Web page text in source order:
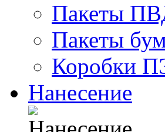
Пакеты
Пакеты
Коробки
Нанесение